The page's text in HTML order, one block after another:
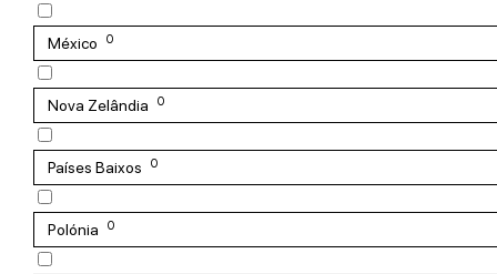
México 0
Nova Zelândia 0
Países Baixos 0
Polónia 0